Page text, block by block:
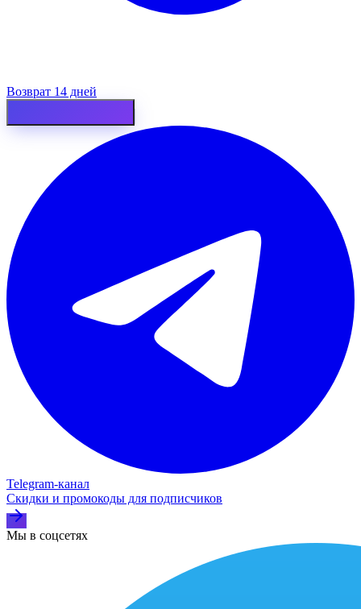
Возврат 14 дней
Telegram‑канал
Скидки и промокоды для подписчиков
Мы в соцсетях